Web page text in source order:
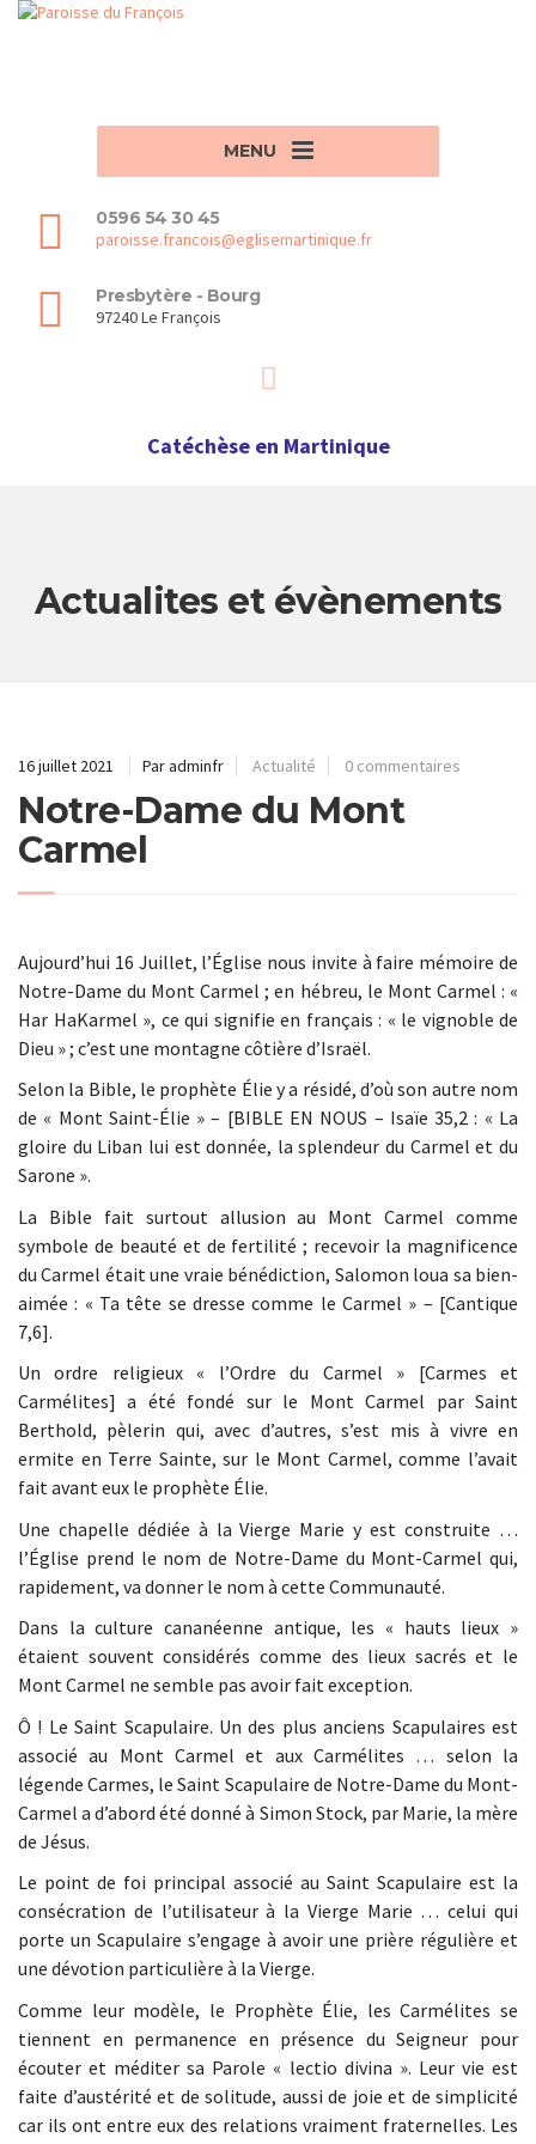
MENU
0596 54 30 45
paroisse.francois@eglisemartinique.fr
Presbytère - Bourg
97240 Le François
Catéchèse en Martinique
Actualites et évènements
16 juillet 2021 Par adminfr Actualité 0 commentaires
Notre-Dame du Mont
Carmel
Aujourd’hui 16 Juillet, l’Église nous invite à faire mémoire de
Notre-Dame du Mont Carmel ; en hébreu, le Mont Carmel : «
Har HaKarmel », ce qui signifie en français : « le vignoble de
Dieu » ; c’est une montagne côtière d’Israël.
Selon la Bible, le prophète Élie y a résidé, d’où son autre nom
de « Mont Saint-Élie » – [BIBLE EN NOUS – Isaïe 35,2 : « La
gloire du Liban lui est donnée, la splendeur du Carmel et du
Sarone ».
La Bible fait surtout allusion au Mont Carmel comme
symbole de beauté et de fertilité ; recevoir la magnificence
du Carmel était une vraie bénédiction, Salomon loua sa bien-
aimée : « Ta tête se dresse comme le Carmel » – [Cantique
7,6].
Un ordre religieux « l’Ordre du Carmel » [Carmes et
Carmélites] a été fondé sur le Mont Carmel par Saint
Berthold, pèlerin qui, avec d’autres, s’est mis à vivre en
ermite en Terre Sainte, sur le Mont Carmel, comme l’avait
fait avant eux le prophète Élie.
Une chapelle dédiée à la Vierge Marie y est construite …
l’Église prend le nom de Notre-Dame du Mont-Carmel qui,
rapidement, va donner le nom à cette Communauté.
Dans la culture cananéenne antique, les « hauts lieux »
étaient souvent considérés comme des lieux sacrés et le
Mont Carmel ne semble pas avoir fait exception.
Ô ! Le Saint Scapulaire. Un des plus anciens Scapulaires est
associé au Mont Carmel et aux Carmélites … selon la
légende Carmes, le Saint Scapulaire de Notre-Dame du Mont-
Carmel a d’abord été donné à Simon Stock, par Marie, la mère
de Jésus.
Le point de foi principal associé au Saint Scapulaire est la
consécration de l’utilisateur à la Vierge Marie … celui qui
porte un Scapulaire s’engage à avoir une prière régulière et
une dévotion particulière à la Vierge.
Comme leur modèle, le Prophète Élie, les Carmélites se
tiennent en permanence en présence du Seigneur pour
écouter et méditer sa Parole « lectio divina ». Leur vie est
faite d’austérité et de solitude, aussi de joie et de simplicité
car ils ont entre eux des relations vraiment fraternelles. Les